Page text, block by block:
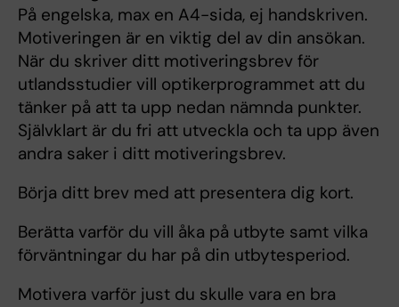
På engelska, max en A4-sida, ej handskriven.
Motiveringen är en viktig del av din ansökan.
När du skriver ditt motiveringsbrev för
utlandsstudier vill optikerprogrammet att du
tänker på att ta upp nedan nämnda punkter.
Självklart är du fri att utveckla och ta upp även
andra saker i ditt motiveringsbrev.
Börja ditt brev med att presentera dig kort.
Berätta varför du vill åka på utbyte samt vilka
förväntningar du har på din utbytesperiod.
Motivera varför just du skulle vara en bra